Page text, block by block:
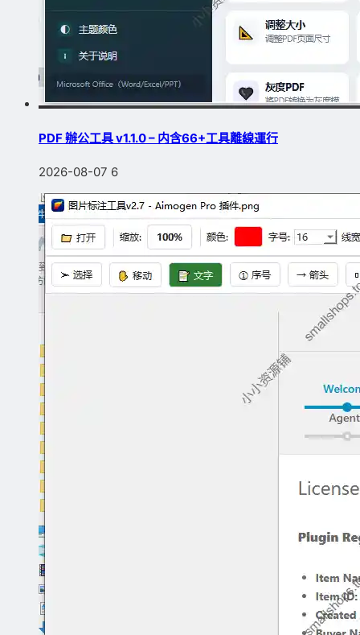
PDF 辦公工具 v1.1.0 – 内含66+工具離線運行
2026-08-07 6